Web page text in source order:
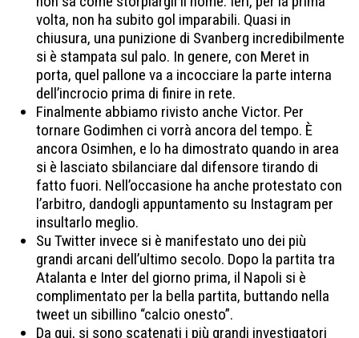
volta, non ha subito gol imparabili. Quasi in
chiusura, una punizione di Svanberg incredibilmente
si è stampata sul palo. In genere, con Meret in
porta, quel pallone va a incocciare la parte interna
dell’incrocio prima di finire in rete.
Finalmente abbiamo rivisto anche Victor. Per
tornare Godimhen ci vorrà ancora del tempo. È
ancora Osimhen, e lo ha dimostrato quando in area
si è lasciato sbilanciare dal difensore tirando di
fatto fuori. Nell’occasione ha anche protestato con
l’arbitro, dandogli appuntamento su Instagram per
insultarlo meglio.
Su Twitter invece si è manifestato uno dei più
grandi arcani dell’ultimo secolo. Dopo la partita tra
Atalanta e Inter del giorno prima, il Napoli si è
complimentato per la bella partita, buttando nella
tweet un sibillino “calcio onesto”.
Da qui, si sono scatenati i più grandi investigatori